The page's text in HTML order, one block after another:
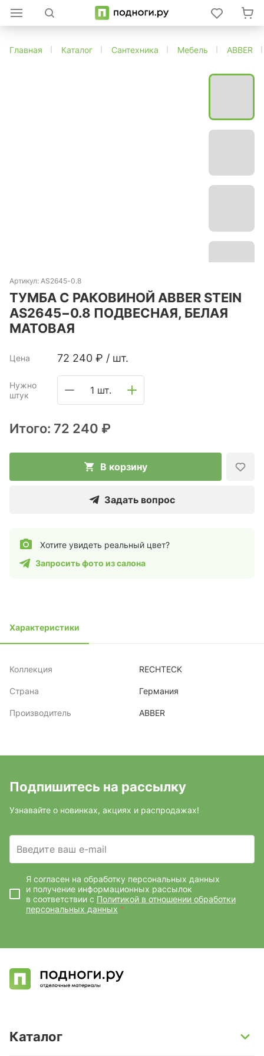
Главная Каталог Сантехника Мебель ABBER
Артикул: AS2645-0.8
ТУМБА С РАКОВИНОЙ ABBER STEIN
AS2645−0.8 ПОДВЕСНАЯ, БЕЛАЯ
МАТОВАЯ
Цена 72 240 ₽ / шт.
Нужно
штук
1 шт.
Итого: 72 240 ₽
В корзину
Задать вопрос
Хотите увидеть реальный цвет?
Запросить фото из салона
Характеристики
Коллекция RECHTECK
Страна Германия
Производитель ABBER
Подпишитесь на рассылку
Узнавайте о новинках, акциях и распродажах!
Введите ваш e-mail
Я согласен на обработку персональных данных
и получение информационных рассылок
в соответствии с Политикой в отношении обработки
персональных данных *
Каталог